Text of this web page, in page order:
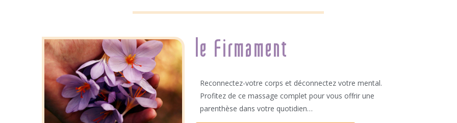
le Firmament
Reconnectez-votre corps et déconnectez votre mental.
Profitez de ce massage complet pour vous offrir une
parenthèse dans votre quotidien…